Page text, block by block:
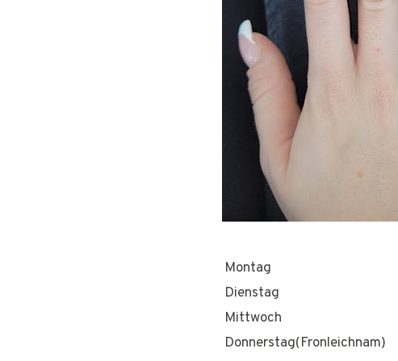
Montag
Dienstag
Mittwoch
Donnerstag(Fronleichnam)